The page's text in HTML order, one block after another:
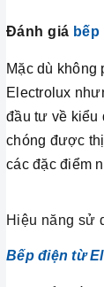
Đánh giá
Mặc dù không
Electrolux
đầu tư về kiểu
chóng được
các đặc điểm
Hiệu năng sử
Bếp điện từ